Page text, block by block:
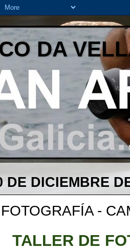
DA
DE DICIEMBRE
-
TALLER DE